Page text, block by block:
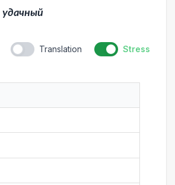
удачный
Translation Stress